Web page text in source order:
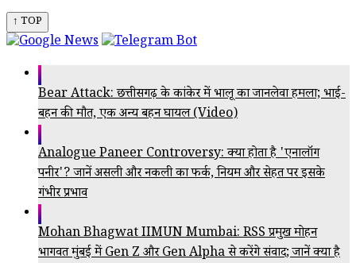
↑ TOP
Bear Attack: छत्तीसगढ़ के कांकेर में भालू का जानलेवा हमला; भाई-
बहन की मौत, एक अन्य बहन घायल (Video)
Analogue Paneer Controversy: क्या होता है 'एनालॉग
पनीर'? जानें असली और नकली का फर्क, नियम और सेहत पर इसके
गंभीर प्रभाव
Mohan Bhagwat IIMUN Mumbai: RSS प्रमुख मोहन
भागवत मुंबई में Gen Z और Gen Alpha से करेंगे संवाद; जानें क्या है